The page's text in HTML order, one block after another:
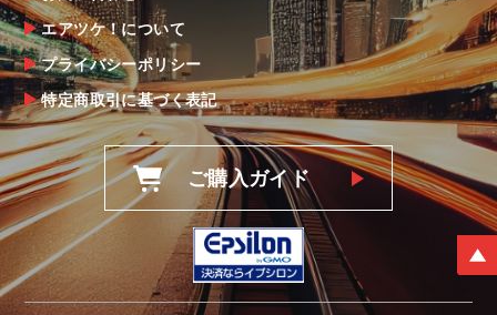
エアツケ！について
プライバシーポリシー
特定商取引に基づく表記
ご購入ガイド